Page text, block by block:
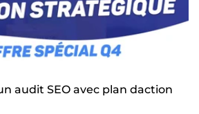
audit SEO avec plan daction